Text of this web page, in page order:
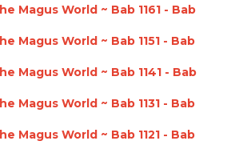
Magus World ~ Bab 1161 - Bab
Magus World ~ Bab 1151 - Bab
Magus World ~ Bab 1141 - Bab
Magus World ~ Bab 1131 - Bab
Magus World ~ Bab 1121 - Bab